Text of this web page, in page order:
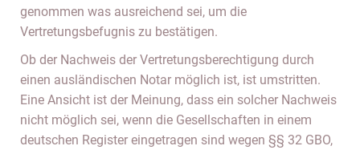
genommen was ausreichend sei, um die
Vertretungsbefugnis zu bestätigen.
Ob der Nachweis der Vertretungsberechtigung durch
einen ausländischen Notar möglich ist, ist umstritten.
Eine Ansicht ist der Meinung, dass ein solcher Nachweis
nicht möglich sei, wenn die Gesellschaften in einem
deutschen Register eingetragen sind wegen §§ 32 GBO,